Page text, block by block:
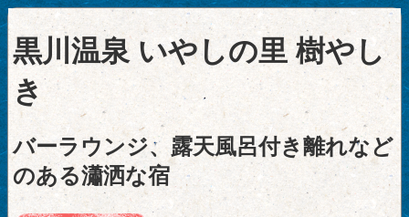
黒川温泉 いやしの里 樹やし
き
バーラウンジ、露天風呂付き離れなど
のある瀟洒な宿